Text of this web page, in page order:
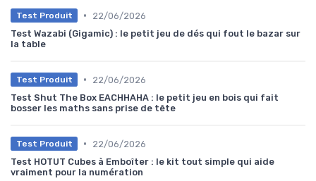
Test Produit •
22/06/2026
Test Wazabi (Gigamic) : le petit jeu de dés qui fout le bazar sur
la table
Test Produit •
22/06/2026
Test Shut The Box EACHHAHA : le petit jeu en bois qui fait
bosser les maths sans prise de tête
Test Produit •
22/06/2026
Test HOTUT Cubes à Emboîter : le kit tout simple qui aide
vraiment pour la numération